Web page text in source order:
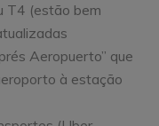
T4 (estão bem
Aeropuerto” que
à estação